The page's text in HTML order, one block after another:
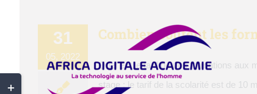
31
05, 2022
Combien coutent les
Quel est le tarif de vos formations aux
stage : le tarif de la scolarité est de 10